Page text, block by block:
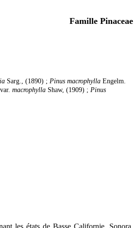
Famille Pinaceae
Sarg., (1890) ; Pinus macrophylla Engelm.
var. macrophylla Shaw, (1909) ; Pinus
les états de Basse Californie, Sonora,